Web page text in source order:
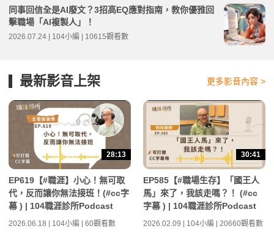
同事回信全是AI廢文？3招高EQ應對指南，教你優雅回
擊職場「AI複製人」！
2026.07.24 | 104小編 | 10615觀看數
最新影音上架 更多影音內容 >
28:13
EP619【#職涯】小心！無可取
代，反而讓你無法接班！(#cc字
幕 ) | 104職涯診所Podcast
2026.06.18 | 104小編 | 60觀看數
30:41
EP585【#職場生存】「國王人
馬」來了，我該走嗎？！ (#cc
字幕 ) | 104職涯診所Podcast
2026.02.09 | 104小編 | 20660觀看數